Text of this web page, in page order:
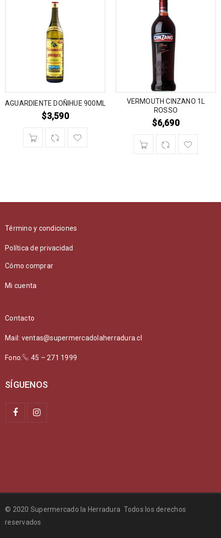
AGUARDIENTE DOÑIHUE 900ML
$3,590
VERMOUTH CINZANO 1L
ROSSO
$6,690
Término y condiciones
Política de privacidad
Cómo comprar
Mi cuenta
Contacto
Mail: ventas@supermercadolaherradura.cl
Fono: 45 – 271 1999
SÍGUENOS
© 2020 Supermercado la Herradura Todos los derechos
reservados